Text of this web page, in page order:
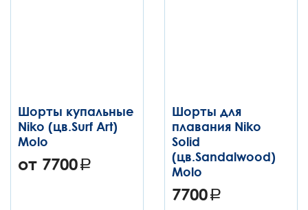
Шорты купальные
Niko (цв.Surf Art)
Molo
от 7700
Шорты для
плавания Niko
Solid
(цв.Sandalwood)
Molo
7700